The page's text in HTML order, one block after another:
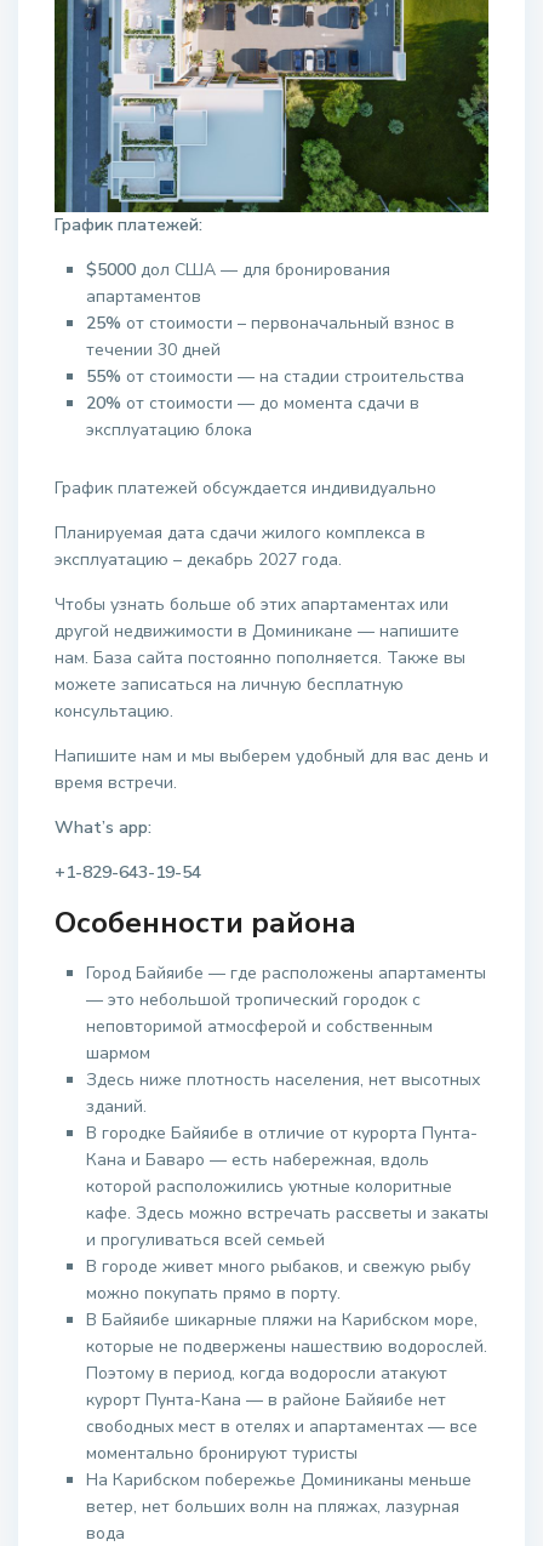
График платежей:
$5000 дол США — для бронирования
апартаментов
25% от стоимости – первоначальный взнос в
течении 30 дней
55% от стоимости — на стадии строительства
20% от стоимости — до момента сдачи в
эксплуатацию блока
График платежей обсуждается индивидуально
Планируемая дата сдачи жилого комплекса в
эксплуатацию – декабрь 2027 года.
Чтобы узнать больше об этих апартаментах или
другой недвижимости в Доминикане — напишите
нам. База сайта постоянно пополняется. Также вы
можете записаться на личную бесплатную
консультацию.
Напишите нам и мы выберем удобный для вас день и
время встречи.
What’s app:
+1-829-643-19-54
Особенности района
Город Байяибе — где расположены апартаменты
— это небольшой тропический городок с
неповторимой атмосферой и собственным
шармом
Здесь ниже плотность населения, нет высотных
зданий.
В городке Байяибе в отличие от курорта Пунта-
Кана и Баваро — есть набережная, вдоль
которой расположились уютные колоритные
кафе. Здесь можно встречать рассветы и закаты
и прогуливаться всей семьей
В городе живет много рыбаков, и свежую рыбу
можно покупать прямо в порту.
В Байяибе шикарные пляжи на Карибском море,
которые не подвержены нашествию водорослей.
Поэтому в период, когда водоросли атакуют
курорт Пунта-Кана — в районе Байяибе нет
свободных мест в отелях и апартаментах — все
моментально бронируют туристы
На Карибском побережье Доминиканы меньше
ветер, нет больших волн на пляжах, лазурная
вода